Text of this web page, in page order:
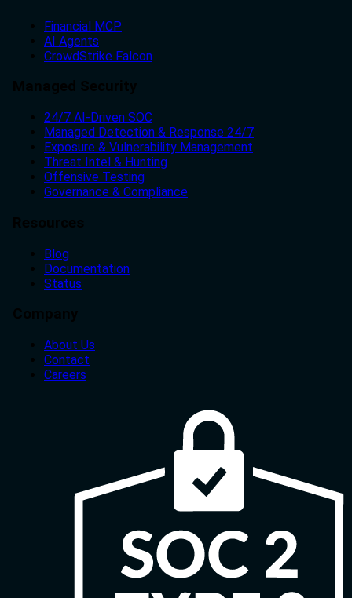
Financial MCP
AI Agents
CrowdStrike Falcon
24/7 AI-Driven SOC
Managed Detection & Response 24/7
Exposure & Vulnerability Management
Threat Intel & Hunting
Offensive Testing
Governance & Compliance
Blog
Documentation
Status
About Us
Contact
Careers